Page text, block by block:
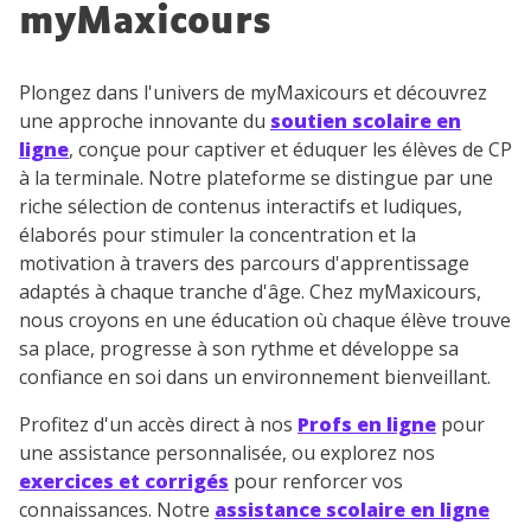
myMaxicours
Plongez dans l'univers de myMaxicours et découvrez
une approche innovante du soutien scolaire en
ligne, conçue pour captiver et éduquer les élèves de CP
à la terminale. Notre plateforme se distingue par une
riche sélection de contenus interactifs et ludiques,
élaborés pour stimuler la concentration et la
motivation à travers des parcours d'apprentissage
adaptés à chaque tranche d'âge. Chez myMaxicours,
nous croyons en une éducation où chaque élève trouve
sa place, progresse à son rythme et développe sa
confiance en soi dans un environnement bienveillant.
Profitez d'un accès direct à nos Profs en ligne pour
une assistance personnalisée, ou explorez nos
exercices et corrigés pour renforcer vos
connaissances. Notre assistance scolaire en ligne
désinscription présent dans chaque newsletter. Pour
en savoir plus sur la gestion de vos données
consulternotre charte .